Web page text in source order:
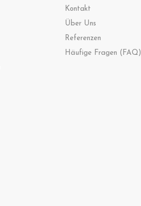
Kontakt
Über Uns
Referenzen
Häufige Fragen (FAQ)